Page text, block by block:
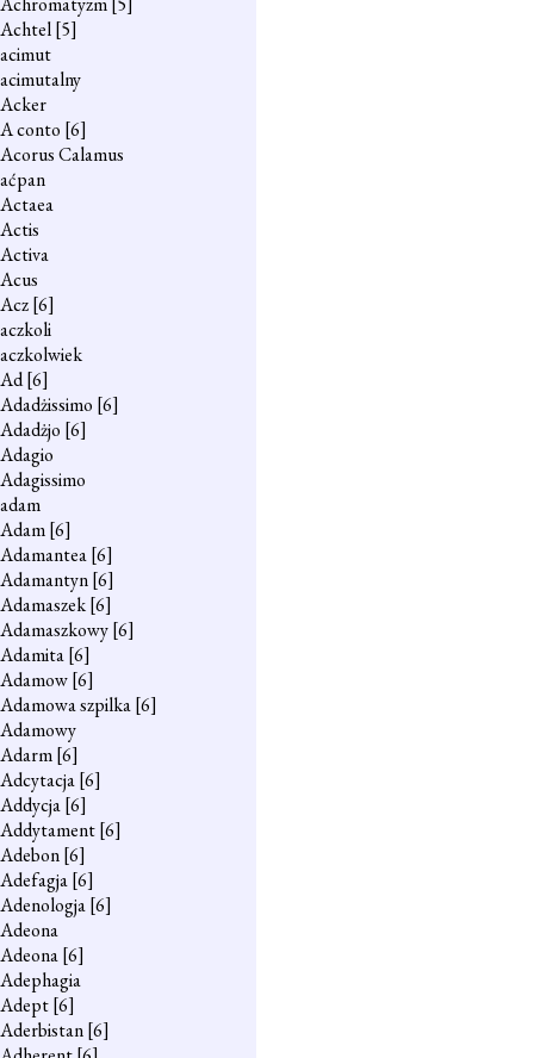
Achtel[5]
acimut
acimutalny
Acker
A conto [6]
Acorus Calamus
aćpan
Actaea
Actis
Activa
Acus
Acz[6]
aczkoli
aczkolwiek
Ad[6]
Adadżissimo [6]
Adadżjo [6]
Adagio
Adagissimo
adam
Adam[6]
Adamantea[6]
Adamantyn[6]
Adamaszek[6]
Adamaszkowy[6]
Adamita[6]
Adamow[6]
Adamowa szpilka[6]
Adamowy
Adarm[6]
Adcytacja[6]
Addycja[6]
Addytament[6]
Adebon[6]
Adefagja[6]
Adenologja[6]
Adeona
Adeona[6]
Adephagia
Adept[6]
Aderbistan[6]